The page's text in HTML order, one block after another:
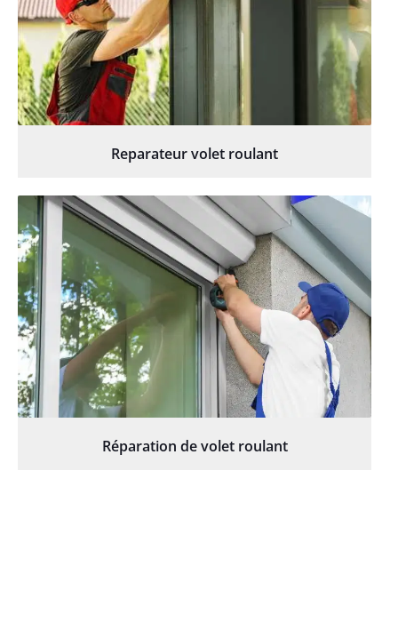
Reparateur volet roulant
Réparation de volet roulant